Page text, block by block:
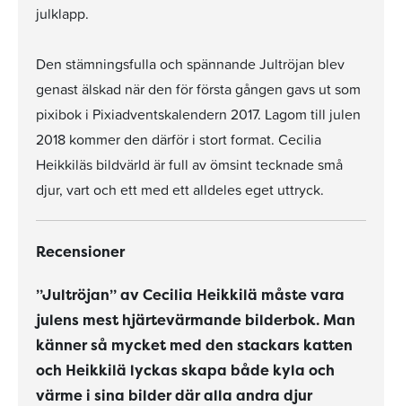
julklapp.
Den stämningsfulla och spännande Jultröjan blev
genast älskad när den för första gången gavs ut som
pixibok i Pixiadventskalendern 2017. Lagom till julen
2018 kommer den därför i stort format. Cecilia
Heikkiläs bildvärld är full av ömsint tecknade små
djur, vart och ett med ett alldeles eget uttryck.
Recensioner
”Jultröjan” av Cecilia Heikkilä måste vara
julens mest hjärtevärmande bilderbok. Man
känner så mycket med den stackars katten
och Heikkilä lyckas skapa både kyla och
värme i sina bilder där alla andra djur